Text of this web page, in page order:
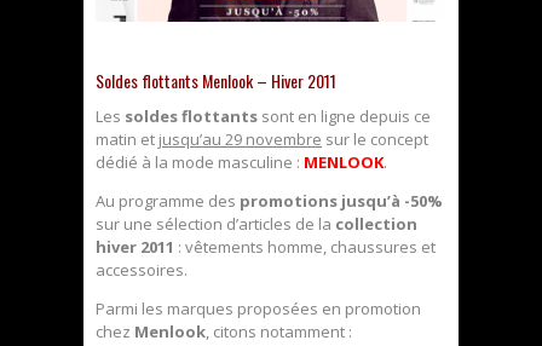
Soldes flottants Menlook – Hiver 2011
Les soldes flottants sont en ligne depuis ce
matin et jusqu’au 29 novembre sur le concept
dédié à la mode masculine : MENLOOK.
Au programme des promotions jusqu’à -50%
sur une sélection d’articles de la collection
hiver 2011 : vêtements homme, chaussures et
accessoires.
Parmi les marques proposées en promotion
chez Menlook, citons notamment :